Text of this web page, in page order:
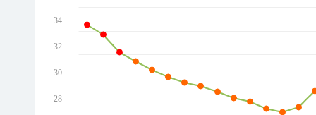
34
32
30
28